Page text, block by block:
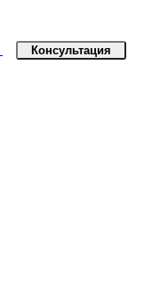
Консультация